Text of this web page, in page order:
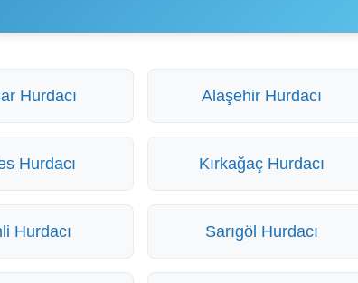
Hurdacı Alaşehir Hurdacı
Hurdacı Kırkağaç Hurdacı
Hurdacı Sarıgöl Hurdacı